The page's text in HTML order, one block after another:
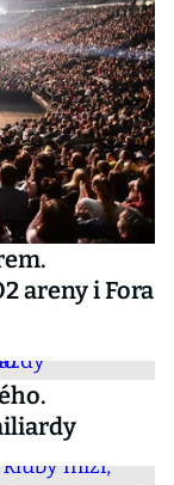
areny i Fora